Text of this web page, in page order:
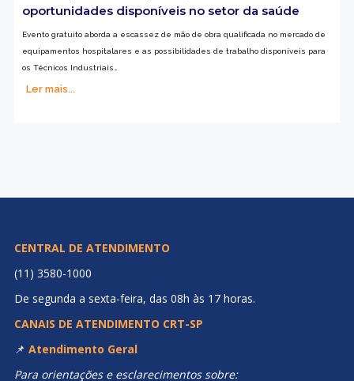
oportunidades disponíveis no setor da saúde
Evento gratuito aborda a escassez de mão de obra qualificada no mercado de
equipamentos hospitalares e as possibilidades de trabalho disponíveis para
os Técnicos Industriais…
Ler mais...
CENTRAL DE ATENDIMENTO
(11) 3580-1000
De segunda a sexta-feira, das 08h às 17 horas.
CANAIS DE ATENDIMENTO CRT-SP
📌 Atendimento Geral
Para orientações e esclarecimentos sobre: